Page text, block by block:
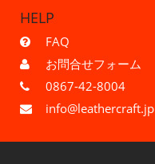
HELP
FAQ
お問合せフォーム
0867-42-8004
info@leathercraft.jp